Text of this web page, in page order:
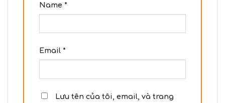
Name *
Email *
Lưu tên của tôi, email, và trang